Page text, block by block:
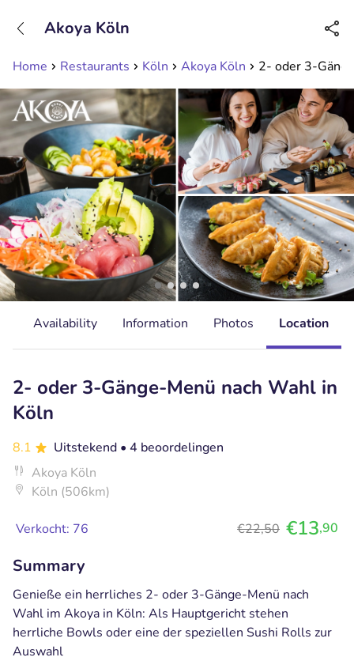
Available until 23:00
Home Restaurants Köln Akoya Köln 2- oder 3-
Akoya Köln
Availability Information Photos Location
2- oder 3-Gänge-Menü nach Wahl in
Köln
8.1 Uitstekend • 4 beoordelingen
Akoya Köln
Köln (506km)
Verkocht: 76 €22,50 €13,90
Summary
Genieße ein herrliches 2- oder 3-Gänge-Menü nach
Wahl im Akoya in Köln: Als Hauptgericht stehen
herrliche Bowls oder eine der speziellen Sushi Rolls zur
Auswahl